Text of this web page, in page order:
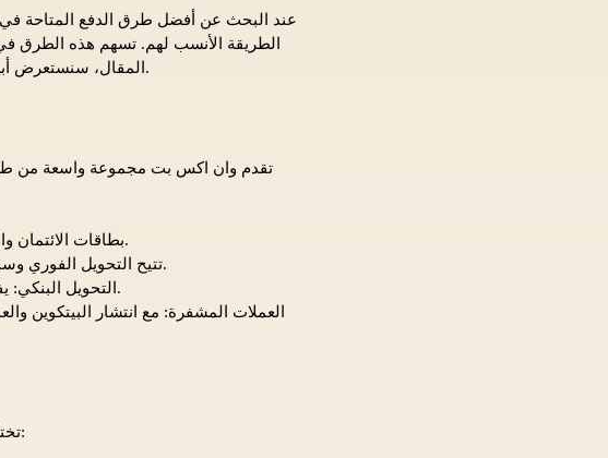
عند البحث عن أفضل طرق الدفع المتاحة في
الطريقة الأنسب لهم. تسهم هذه الطرق
المقال، سنستعرض أبرز طرق الدفع المتاحة، مع تسليط الضوء على ميزاتها وعيوبها لتسهيل عملية الاختيار.
تقدم وان اكس بت مجموعة واسعة من طرق
بطاقات الائتمان والخصم: تشمل فيزا وماستركارد، حيث تسهل هذه البطاقات إيداع الأموال بسرعة.
المحافظ الإلكترونية: خيارات مثل سكريل Neteller وPayPal تتيح التحويل الفوري وسحب الأموال بسهولة.
التحويل البنكي: يفضل بعض المستخدمين استخدام التحويل البنكي لوجود مستوى عالٍ من الأمان.
العملات المشفرة: مع انتشار البيتكوين
تختلف مزايا كل طريقة دفع، مما يمكن المستخدمين من اختيار الأنسب وفقًا لاحتياجاتهم: